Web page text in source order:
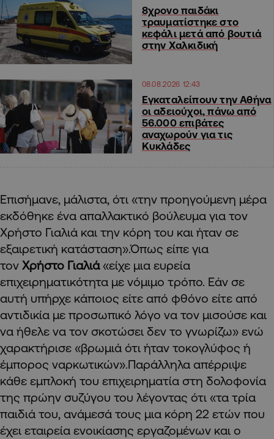
8χρονο παιδάκι
τραυματίστηκε στο
κεφάλι μετά από βουτιά
στην Χαλκιδική
08.08.2026 12:43
Εγκαταλείπουν την Αθήνα
οι αδειούχοι, πάνω από
56.000 επιβάτες
αναχωρούν για τις
Κυκλάδες
Επισήμανε, μάλιστα, ότι «την προηγούμενη μέρα
εκδόθηκε ένα απαλλακτικό βούλευμα για τον
Χρήστο Γιαλιά και την κόρη του και ήταν σε
εξαιρετική κατάσταση».Όπως είπε για
τον Χρήστο Γιαλιά«είχε μια ευρεία
επιχειρηματικότητα με νόμιμο τρόπο. Εάν σε
αυτή υπήρχε κάποιος είτε από φθόνο είτε από
αντιδικία με προσωπικό λόγο να τον μισούσε και
να ήθελε να τον σκοτώσει δεν το γνωρίζω» ενώ
χαρακτήρισε «βρωμιά ότι ήταν τοκογλύφος ή
έμπορος ναρκωτικών».Παράλληλα απέρριψε
κάθε εμπλοκή του επιχειρηματία στη δολοφονία
της πρώην συζύγου του λέγοντας ότι «τα τρία
παιδιά του, ανάμεσά τους μια κόρη 22 ετών που
έχει εταιρεία ενοικίασης εργαζομένων και ο